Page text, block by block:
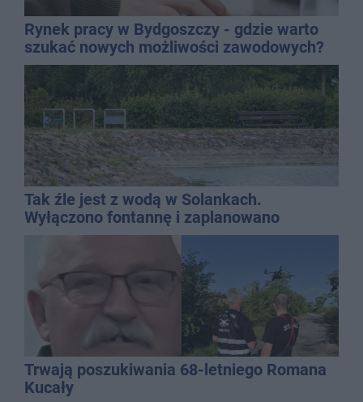
Rynek pracy w Bydgoszczy - gdzie warto
szukać nowych możliwości zawodowych?
Tak źle jest z wodą w Solankach.
Wyłączono fontannę i zaplanowano
dolewkę
Trwają poszukiwania 68-letniego Romana
Kucały